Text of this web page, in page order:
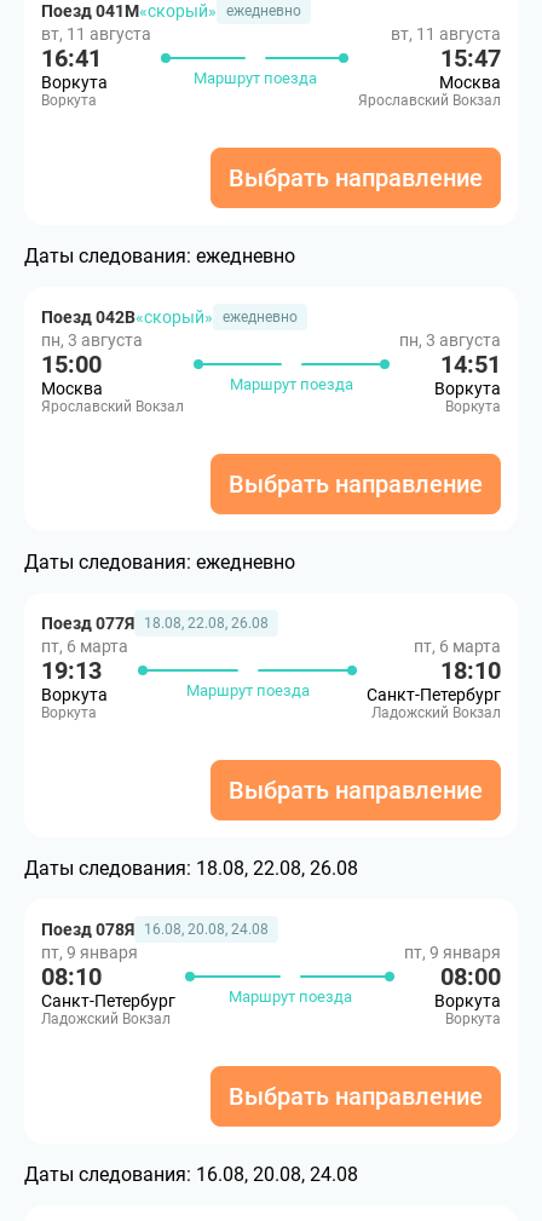
Поезд 041М«скорый» ежедневно
вт, 11 августа
16:41
Воркута
Воркута
Маршрут поезда
вт, 11 августа
15:47
Москва
Ярославский Вокзал
Выбрать направление
Даты следования: ежедневно
Поезд 042В«скорый» ежедневно
пн, 3 августа
15:00
Москва
Ярославский Вокзал
Маршрут поезда
пн, 3 августа
14:51
Воркута
Воркута
Выбрать направление
Даты следования: ежедневно
Поезд 077Я 18.08, 22.08, 26.08
пт, 6 марта
19:13
Воркута
Воркута
Маршрут поезда
пт, 6 марта
18:10
Санкт-Петербург
Ладожский Вокзал
Выбрать направление
Даты следования: 18.08, 22.08, 26.08
Поезд 078Я 16.08, 20.08, 24.08
пт, 9 января
08:10
Санкт-Петербург
Ладожский Вокзал
Маршрут поезда
пт, 9 января
08:00
Воркута
Воркута
Выбрать направление
Даты следования: 16.08, 20.08, 24.08